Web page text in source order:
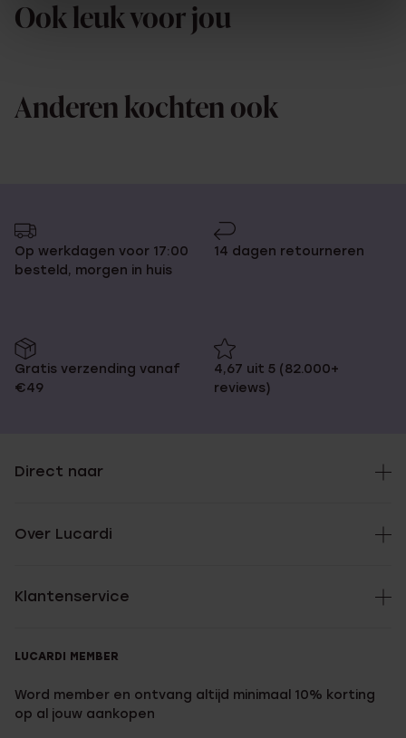
Ook leuk voor jou
Anderen kochten ook
Op werkdagen voor 17:00
besteld, morgen in huis
14 dagen retourneren
Gratis verzending vanaf
€49
4,67 uit 5 (82.000+
reviews)
Direct naar
Over Lucardi
Klantenservice
LUCARDI MEMBER
Word member en ontvang altijd minimaal 10% korting
op al jouw aankopen